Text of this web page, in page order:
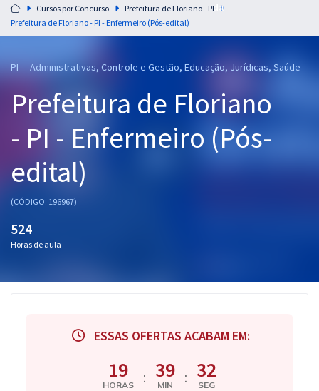
residências em saúde do Brasil
Cursos 20% OFF
Graduação
OAB
Mentorias
Cursos por Concurso
Prefeitura de Floriano - PI
Prefeitura de Floriano - PI - Enfermeiro (Pós-edital)
PI - Administrativas, Controle e Gestão, Educação, Jurídicas, Saúde
Prefeitura de Floriano
- PI - Enfermeiro (Pós-
edital)
(CÓDIGO: 196967)
524
Horas de aula
ESSAS OFERTAS ACABAM EM:
19
HORAS : 39
MIN : 32
SEG